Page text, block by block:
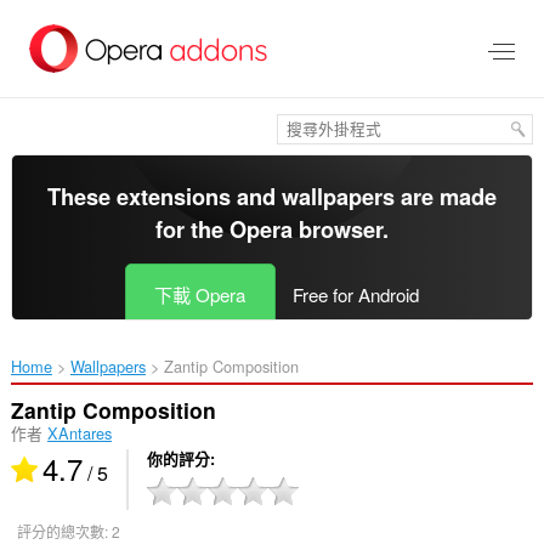
區
These extensions and wallpapers are made
for theOpera browser.
下載 Opera Free for Android
Home Wallpapers Zantip Composition‎
Zantip Composition
作者 XAntares
4.7/ 5 你的評分
評分的總次數:2